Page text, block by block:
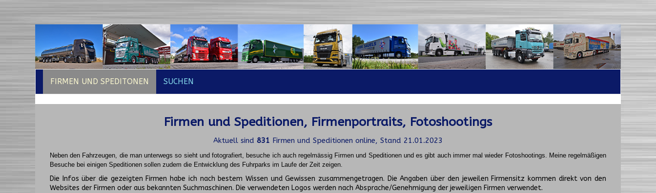
FIRMEN UND SPEDITONEN SUCHEN
Firmen und Speditionen, Firmenportraits, Fotoshootings
Aktuell sind 831 Firmen und Speditionen online, Stand 21.01.2023
Neben den Fahrzeugen, die man unterwegs so sieht und fotografiert, besuche ich auch regelmässig Firmen und Speditionen und es gibt auch immer mal wieder Fotoshootings. Meine regelmäßigen
Besuche bei einigen Speditionen sollen zudem die Entwicklung des Fuhrparks im Laufe der Zeit zeigen.
Die Infos über die gezeigten Firmen habe ich nach bestem Wissen und Gewissen zusammengetragen. Die Angaben über den jeweilen Firmensitz kommen direkt von den
Websites der Firmen oder aus bekannten Suchmaschinen. Die verwendeten Logos werden nach Absprache/Genehmigung der jeweiligen Firmen verwendet.